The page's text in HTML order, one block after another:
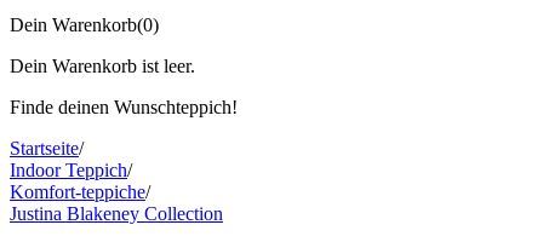
Dein Warenkorb(0)
Dein Warenkorb ist leer.
Finde deinen Wunschteppich!
Startseite/
Indoor Teppich/
Komfort-teppiche/
Justina Blakeney Collection